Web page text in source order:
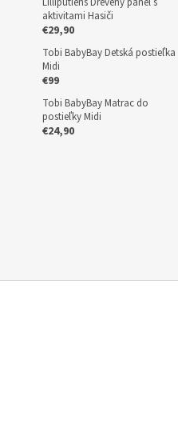
aktivitami Hasiči
€29,90
Tobi BabyBay Detská postieľka
Midi
€99
Tobi BabyBay Matrac do
postieľky Midi
€24,90